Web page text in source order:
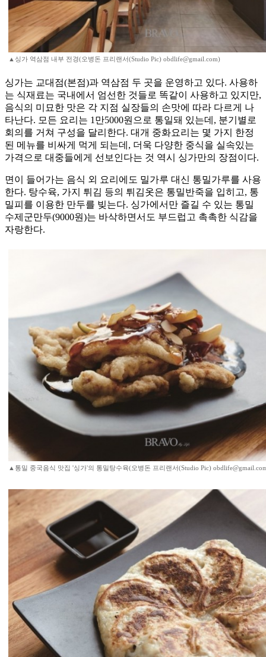
▲싱가 역삼점 내부 전경(오병돈 프리랜서(Studio Pic) obdlife@gmail.com)
싱가는 교대점(본점)과 역삼점 두 곳을 운영하고 있다. 사용하
는 식재료는 국내에서 엄선한 것들로 똑같이 사용하고 있지만,
음식의 미묘한 맛은 각 지점 실장들의 손맛에 따라 다르게 나
타난다. 모든 요리는 1만5000원으로 통일돼 있는데, 분기별로
회의를 거쳐 구성을 달리한다. 대개 중화요리는 몇 가지 한정
된 메뉴를 비싸게 먹게 되는데, 더욱 다양한 중식을 실속있는
가격으로 대중들에게 선보인다는 것 역시 싱가만의 장점이다.
면이 들어가는 음식 외 요리에도 밀가루 대신 통밀가루를 사용
한다. 탕수육, 가지 튀김 등의 튀김옷은 통밀반죽을 입히고, 통
밀피를 이용한 만두를 빚는다. 싱가에서만 즐길 수 있는 통밀
수제군만두(9000원)는 바삭하면서도 부드럽고 촉촉한 식감을
자랑한다.
▲통밀 중국음식 맛집 '싱가'의 통밀탕수육(오병돈 프리랜서(Studio Pic)